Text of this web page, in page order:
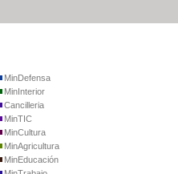
MinDefensa
MinInterior
Cancilleria
MinTIC
MinCultura
MinAgricultura
MinEducación